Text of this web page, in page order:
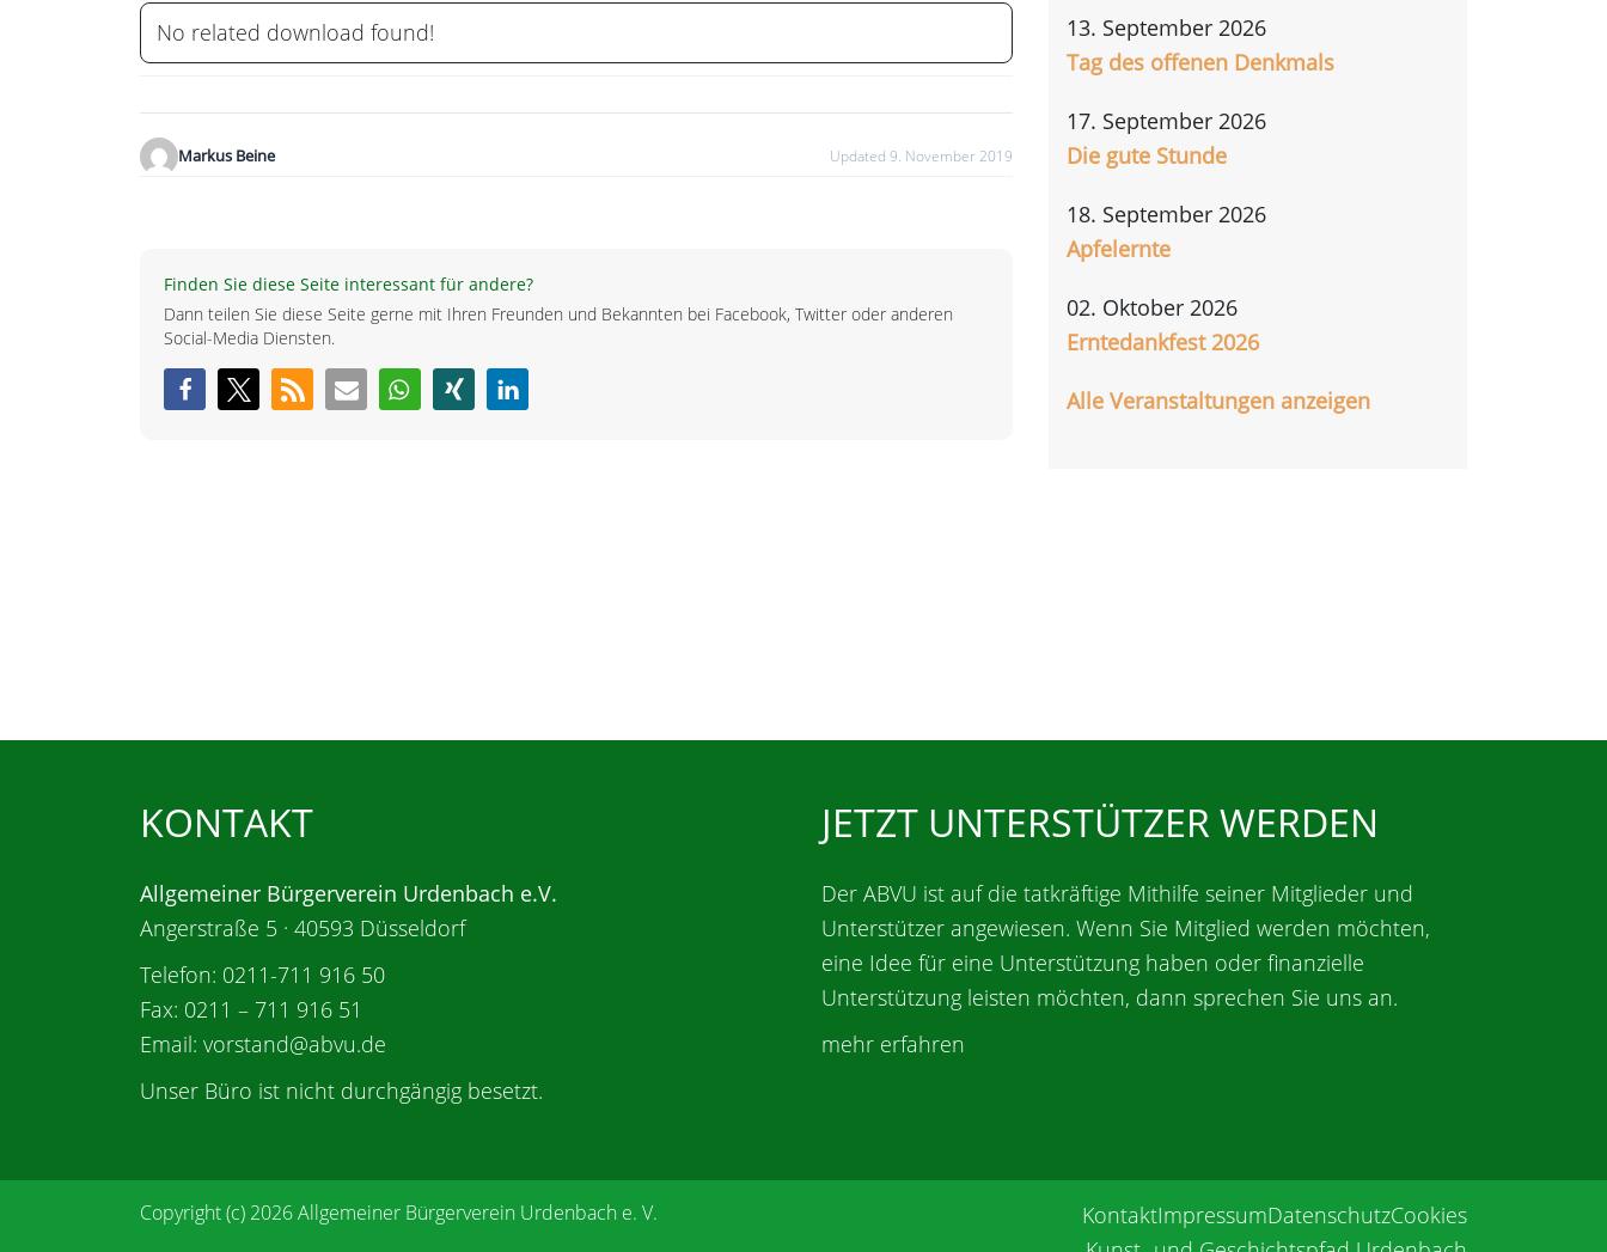
No related download found!
Markus Beine Updated 9. November 2019
Finden Sie diese Seite interessant für andere?
Dann teilen Sie diese Seite gerne mit Ihren Freunden und Bekannten bei Facebook, Twitter oder anderen
Social-Media Diensten.
13. September 2026
Tag des offenen Denkmals
17. September 2026
Die gute Stunde
18. September 2026
Apfelernte
02. Oktober 2026
Erntedankfest 2026
Alle Veranstaltungen anzeigen
KONTAKT
Allgemeiner Bürgerverein Urdenbach e.V.
Angerstraße 5 · 40593 Düsseldorf
Telefon: 0211-711 916 50
Fax: 0211 – 711 916 51
Email: vorstand@abvu.de
Unser Büro ist nicht durchgängig besetzt.
JETZT UNTERSTÜTZER WERDEN
Der ABVU ist auf die tatkräftige Mithilfe seiner Mitglieder und
Unterstützer angewiesen. Wenn Sie Mitglied werden möchten,
eine Idee für eine Unterstützung haben oder finanzielle
Unterstützung leisten möchten, dann sprechen Sie uns an.
mehr erfahren
Copyright (c) 2026 Allgemeiner Bürgerverein Urdenbach e. V. KontaktImpressumDatenschutzCookies